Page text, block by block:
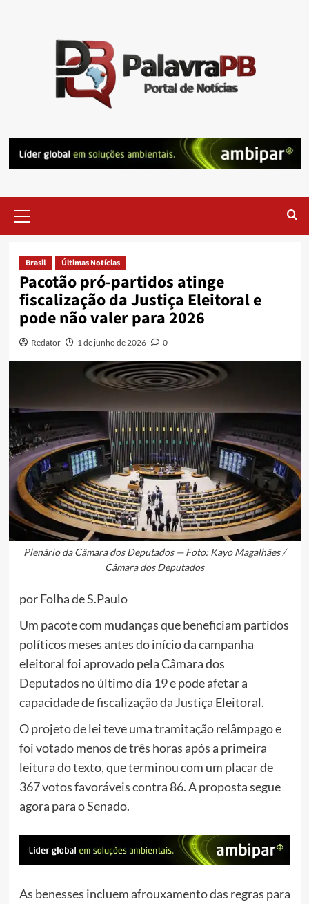
Menu
Brasil Últimas Notícias
Pacotão pró-partidos atinge
fiscalização da Justiça Eleitoral e
pode não valer para 2026
Redator 1 de junho de 2026 0
Plenário da Câmara dos Deputados — Foto: Kayo Magalhães /
Câmara dos Deputados
por Folha de S.Paulo
Um pacote com mudanças que beneficiam partidos
políticos meses antes do início da campanha
eleitoral foi aprovado pela Câmara dos
Deputados no último dia 19 e pode afetar a
capacidade de fiscalização da Justiça Eleitoral.
O projeto de lei teve uma tramitação relâmpago e
foi votado menos de três horas após a primeira
leitura do texto, que terminou com um placar de
367 votos favoráveis contra 86. A proposta segue
agora para o Senado.
As benesses incluem afrouxamento das regras para